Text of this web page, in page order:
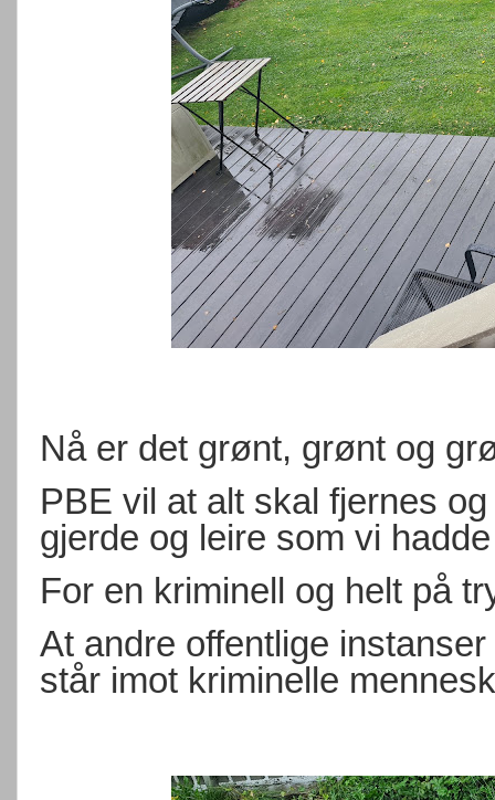
Nå er det grønt, grønt og
PBE vil at alt skal fjernes
gjerde og leire som vi
For en kriminell og helt på
At andre offentlige
står imot kriminelle